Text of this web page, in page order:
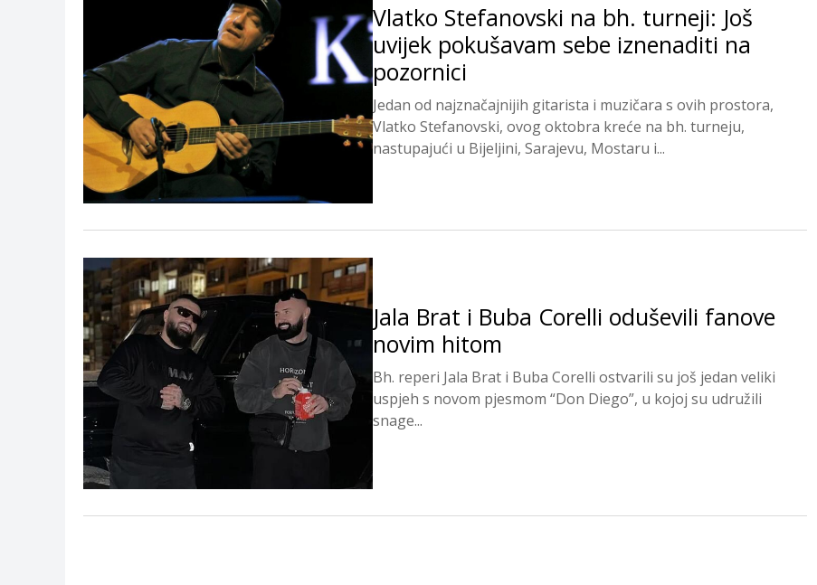
Vlatko Stefanovski na bh. turneji: Još
uvijek pokušavam sebe iznenaditi na
pozornici
Jedan od najznačajnijih gitarista i muzičara s ovih prostora,
Vlatko Stefanovski, ovog oktobra kreće na bh. turneju,
nastupajući u Bijeljini, Sarajevu, Mostaru i...
Jala Brat i Buba Corelli oduševili fanove
novim hitom
Bh. reperi Jala Brat i Buba Corelli ostvarili su još jedan veliki
uspjeh s novom pjesmom “Don Diego”, u kojoj su udružili
snage...